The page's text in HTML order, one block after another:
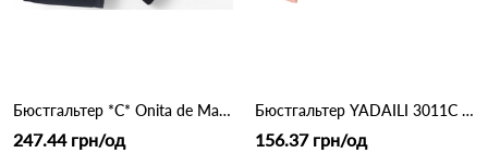
Бюстгальтер *С* Onita de Mas 2316 Черный
247.44 грн/од
Бюстгальтер YADAILI 3011С 2,2 Персиковый
156.37 грн/од